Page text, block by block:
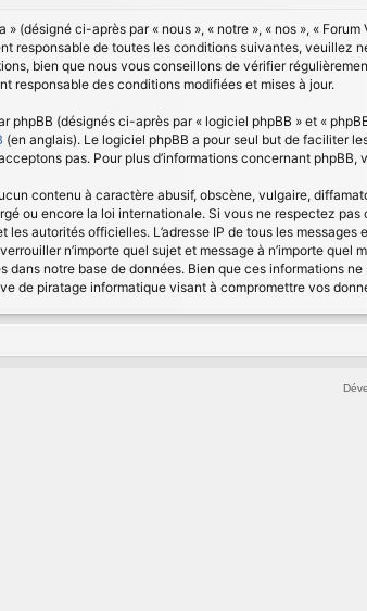
» (désigné ci-après par « nous », « notre », « nos », «
responsable de toutes les conditions suivantes,
bien que nous vous conseillons de vérifier
responsable des conditions modifiées et mises à jour.
phpBB (désignés ci-après par « logiciel phpBB » et «
(en anglais). Le logiciel phpBB a pour seul but de faciliter
pas. Pour plus d’informations concernant
contenu à caractère abusif, obscène, vulgaire,
ou encore la loi internationale. Si vous ne respectez
les autorités officielles. L’adresse IP de tous les
n’importe quel sujet et message à n’importe
dans notre base de données. Bien que ces informations
de piratage informatique visant à compromettre vos